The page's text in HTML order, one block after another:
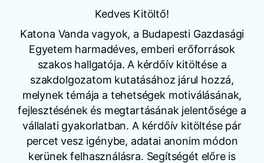
Kedves Kitöltő!
Katona Vanda vagyok, a Budapesti Gazdasági
Egyetem harmadéves, emberi erőforrások
szakos hallgatója. A kérdőív kitöltése a
szakdolgozatom kutatásához járul hozzá,
melynek témája a tehetségek motiválásának,
fejlesztésének és megtartásának jelentősége a
vállalati gyakorlatban. A kérdőív kitöltése pár
percet vesz igénybe, adatai anonim módon
kerünek felhasználásra. Segítségét előre is